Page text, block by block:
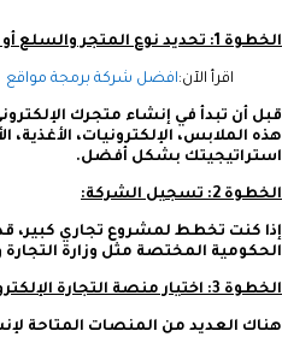
الخطوة 1: تحديد نوع المتجر والسلع أو الخدمات:
اقرأ الآن:افضل شركة برمجة مواقع
قبل أن تبدأ في إنشاء متجرك
هذه الملابس، الإلكترونيات،
استراتيجيتك بشكل أفضل.
الخطوة 2: تسجيل الشركة:
إذا كنت تخطط لمشروع تجاري
الحكومية المختصة مثل وزارة
الخطوة 3: اختيار منصة التجارة الإلكترونية: